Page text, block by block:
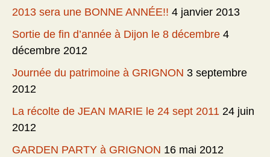
2013 sera une BONNE ANNÉE!! 4 janvier 2013
Sortie de fin d’année à Dijon le 8 décembre 4
décembre 2012
Journée du patrimoine à GRIGNON 3 septembre
2012
La récolte de JEAN MARIE le 24 sept 2011 24 juin
2012
GARDEN PARTY à GRIGNON 16 mai 2012